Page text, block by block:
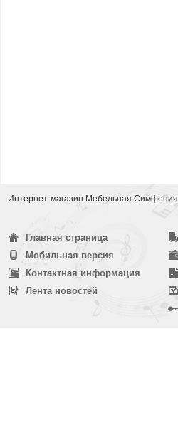
Интернет-магазин Мебельная Симфония
Главная страница
Мобильная версия
Контактная информация
Лента новостей